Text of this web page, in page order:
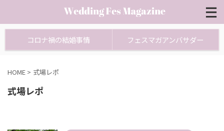
コロナ禍の結婚事情 フェスマガアンバサダー
HOME > 式場レポ
式場レポ